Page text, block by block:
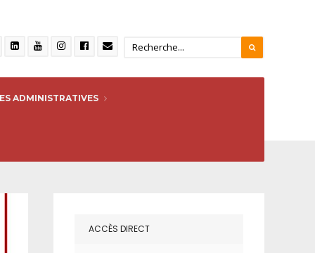
ADMINISTRATIVES
ACCÈS DIRECT